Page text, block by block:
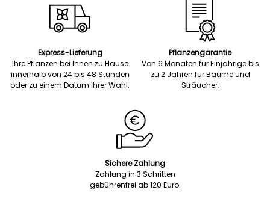
Express-Lieferung
Ihre Pflanzen bei Ihnen zu Hause
innerhalb von 24 bis 48 Stunden
oder zu einem Datum Ihrer Wahl.
Pflanzengarantie
Von 6 Monaten für Einjährige bis
zu 2 Jahren für Bäume und
Sträucher.
Sichere Zahlung
Zahlung in 3 Schritten
gebührenfrei ab 120 Euro.